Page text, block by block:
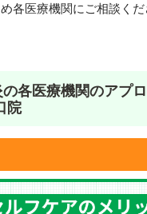
各医療機関にご相談くだ
各医療機関のアプ
院